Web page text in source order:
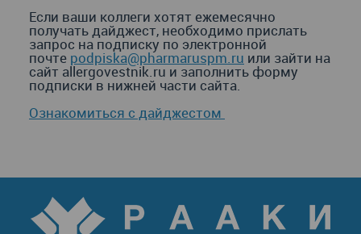
Если ваши коллеги хотят ежемесячно
получать дайджест, необходимо прислать
запрос на подписку по электронной
почте podpiska@pharmaruspm.ru или зайти на
сайт allergovestnik.ru и заполнить форму
подписки в нижней части сайта.
Ознакомиться с дайджестом